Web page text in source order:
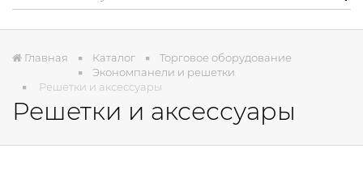
Главная Каталог
Торговое оборудование
Экономпанели и решетки
Решетки и аксессуары
Решетки и аксессуары